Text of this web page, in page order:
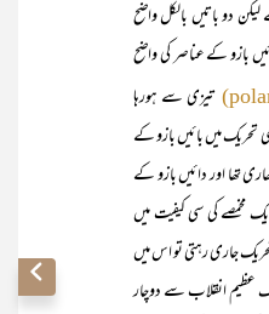
دو باتیں بالکل واضح
بازو کے عناصر کی واضح
تیزی سے ہورہا
میں بائیں بازو کے
تھا اور دائیں بازو کے
مخمصے کی سی کیفیت میں
جاری رہتی تو اس میں
عظیم انقلاب سے دوچار